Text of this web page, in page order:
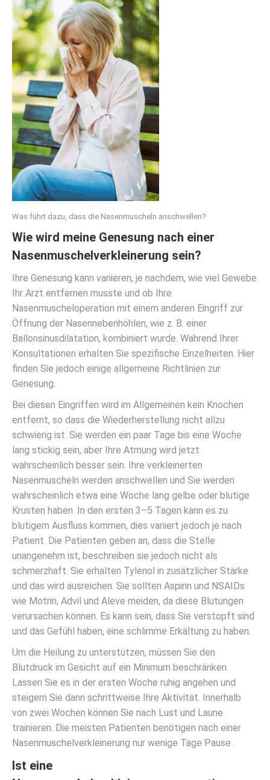
Was führt dazu, dass die Nasenmuscheln anschwellen?
Wie wird meine Genesung nach einer
Nasenmuschelverkleinerung sein?
Ihre Genesung kann variieren, je nachdem, wie viel Gewebe
Ihr Arzt entfernen musste und ob Ihre
Nasenmuscheloperation mit einem anderen Eingriff zur
Öffnung der Nasennebenhöhlen, wie z. B. einer
Ballonsinusdilatation, kombiniert wurde. Während Ihrer
Konsultationen erhalten Sie spezifische Einzelheiten. Hier
finden Sie jedoch einige allgemeine Richtlinien zur
Genesung.
Bei diesen Eingriffen wird im Allgemeinen kein Knochen
entfernt, so dass die Wiederherstellung nicht allzu
schwierig ist. Sie werden ein paar Tage bis eine Woche
lang stickig sein, aber Ihre Atmung wird jetzt
wahrscheinlich besser sein. Ihre verkleinerten
Nasenmuscheln werden anschwellen und Sie werden
wahrscheinlich etwa eine Woche lang gelbe oder blutige
Krusten haben. In den ersten 3–5 Tagen kann es zu
blutigem Ausfluss kommen, dies variiert jedoch je nach
Patient. Die Patienten geben an, dass die Stelle
unangenehm ist, beschreiben sie jedoch nicht als
schmerzhaft. Sie erhalten Tylenol in zusätzlicher Stärke
und das wird ausreichen. Sie sollten Aspirin und NSAIDs
wie Motrin, Advil und Aleve meiden, da diese Blutungen
verursachen können. Es kann sein, dass Sie verstopft sind
und das Gefühl haben, eine schlimme Erkältung zu haben.
Um die Heilung zu unterstützen, müssen Sie den
Blutdruck im Gesicht auf ein Minimum beschränken.
Lassen Sie es in der ersten Woche ruhig angehen und
steigern Sie dann schrittweise Ihre Aktivität. Innerhalb
von zwei Wochen können Sie nach Lust und Laune
trainieren. Die meisten Patienten benötigen nach einer
Nasenmuschelverkleinerung nur wenige Tage Pause .
Ist eine